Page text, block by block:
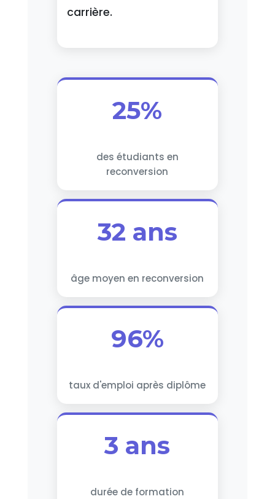
carrière.
25%
des étudiants en
reconversion
32 ans
âge moyen en reconversion
96%
taux d'emploi après diplôme
3 ans
durée de formation